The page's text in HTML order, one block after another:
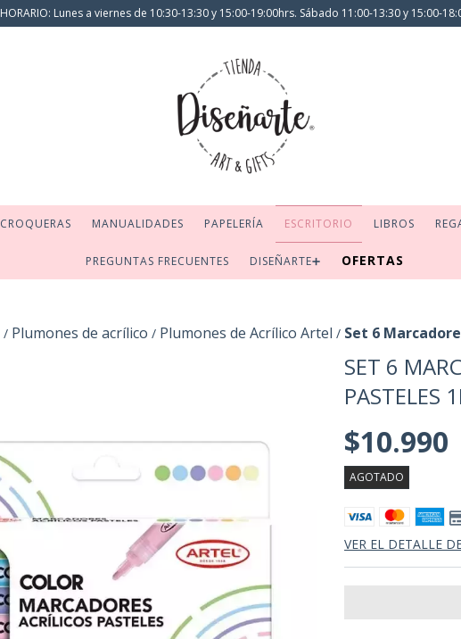
HORARIO: Lunes a viernes de 10:30-13:30 y 15:00-19:00hrs. Sábado 11:00-13:30 y 15:00-
CROQUERAS MANUALIDADES PAPELERÍA ESCRITORIO LIBROS
PREGUNTAS FRECUENTES DISEÑARTE➕ OFERTAS
/ Plumones de acrílico / Plumones de Acrílico Artel / Set 6
SET 6
PASTELES
$10.990
AGOTADO
VER EL DETALLE